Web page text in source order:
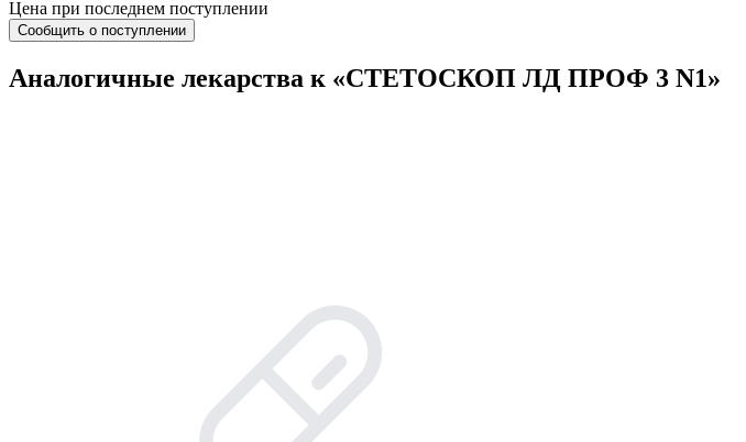
Цена при последнем поступлении
Сообщить о поступлении
Аналогичные лекарства к «СТЕТОСКОП ЛД ПРОФ 3 N1»